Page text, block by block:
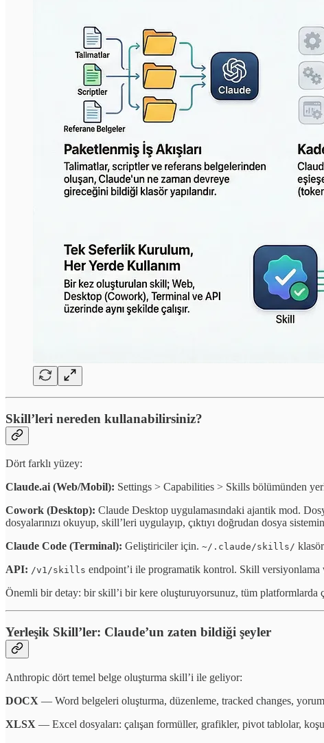
Skill’leri nereden kullanabilirsiniz?
Dört farklı yüzey:
Claude.ai (Web/Mobil): Settings > Capabilities > Skills bölümünden
Cowork (Desktop): Claude Desktop uygulamasındaki ajantik mod.
dosyalarınızı okuyup, skill’leri uygulayıp, çıktıyı doğrudan dosya
Claude Code (Terminal): Geliştiriciler için. ~/.claude/skills/
API: /v1/skills endpoint’i ile programatik kontrol. Skill versiyonlama
Önemli bir detay: bir skill’i bir kere oluşturuyorsunuz, tüm platformlarda
Yerleşik Skill’ler: Claude’un zaten bildiği şeyler
Anthropic dört temel belge oluşturma skill’i ile geliyor:
DOCX — Word belgeleri oluşturma, düzenleme, tracked changes,
XLSX — Excel dosyaları: çalışan formüller, grafikler, pivot tablolar,